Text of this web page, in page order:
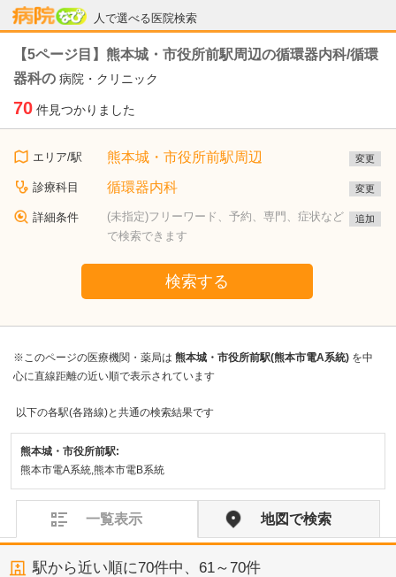
人で選べる医院検索
病院なび
【5ページ目】熊本城・市役所前駅周辺の循環器内科/循環
器科の 病院・クリニック
70 件見つかりました
エリア/駅 熊本城・市役所前駅周辺 変更
診療科目 循環器内科 変更
詳細条件
(未指定)フリーワード、予約、専門、症状など
で検索できます
追加
検索する
※このページの医療機関・薬局は 熊本城・市役所前駅(熊本市電A系統) を中
心に直線距離の近い順で表示されています
以下の各駅(各路線)と共通の検索結果です
熊本城・市役所前駅:
熊本市電A系統,熊本市電B系統
一覧表示 地図で検索
駅から近い順に70件中、 61～70件